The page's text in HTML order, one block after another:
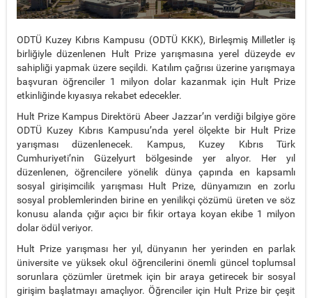
ODTÜ Kuzey Kıbrıs Kampusu (ODTÜ KKK), Birleşmiş Milletler iş
birliğiyle düzenlenen Hult Prize yarışmasına yerel düzeyde ev
sahipliği yapmak üzere seçildi. Katılım çağrısı üzerine yarışmaya
başvuran öğrenciler 1 milyon dolar kazanmak için Hult Prize
etkinliğinde kıyasıya rekabet edecekler.
Hult Prize Kampus Direktörü Abeer Jazzar’ın verdiği bilgiye göre
ODTÜ Kuzey Kıbrıs Kampusu’nda yerel ölçekte bir Hult Prize
yarışması düzenlenecek. Kampus, Kuzey Kıbrıs Türk
Cumhuriyeti’nin Güzelyurt bölgesinde yer alıyor. Her yıl
düzenlenen, öğrencilere yönelik dünya çapında en kapsamlı
sosyal girişimcilik yarışması Hult Prize, dünyamızın en zorlu
sosyal problemlerinden birine en yenilikçi çözümü üreten ve söz
konusu alanda çığır açıcı bir fikir ortaya koyan ekibe 1 milyon
dolar ödül veriyor.
Hult Prize yarışması her yıl, dünyanın her yerinden en parlak
üniversite ve yüksek okul öğrencilerini önemli güncel toplumsal
sorunlara çözümler üretmek için bir araya getirecek bir sosyal
girişim başlatmayı amaçlıyor. Öğrenciler için Hult Prize bir çeşit